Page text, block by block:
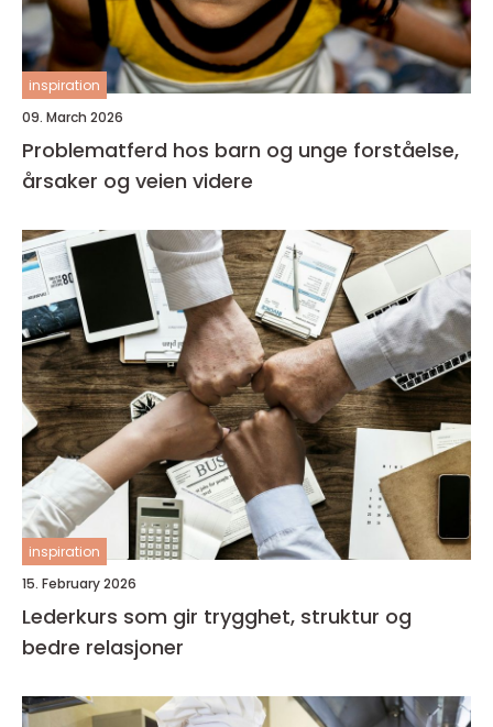
inspiration
09. March 2026
Problematferd hos barn og unge forståelse,
årsaker og veien videre
inspiration
15. February 2026
Lederkurs som gir trygghet, struktur og
bedre relasjoner